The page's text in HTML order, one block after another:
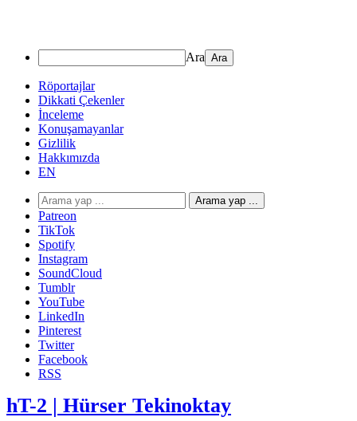
Ara
Röportajlar
Dikkati Çekenler
İnceleme
Konuşamayanlar
Gizlilik
Hakkımızda
EN
Arama yap ...
Patreon
TikTok
Spotify
Instagram
SoundCloud
Tumblr
YouTube
LinkedIn
Pinterest
Twitter
Facebook
RSS
hT-2 | Hürser Tekinoktay